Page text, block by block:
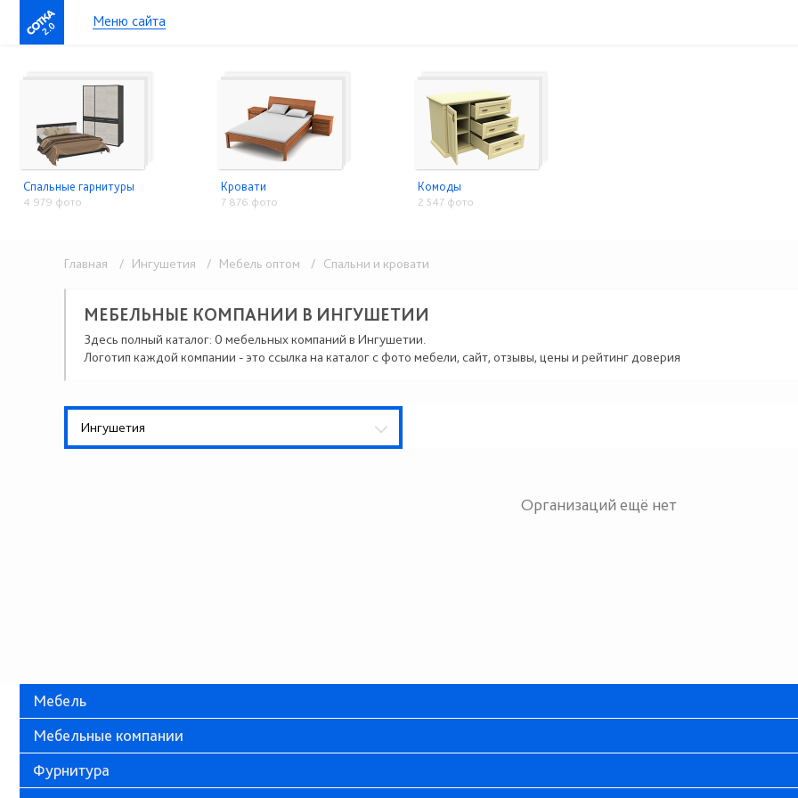
2.0 Меню сайта
Спальные гарнитуры
4 979 фото
Кровати
7 876 фото
Комоды
2 547 фото
Главная / Ингушетия / Мебель оптом / Спальни и кровати
МЕБЕЛЬНЫЕ КОМПАНИИ В ИНГУШЕТИИ
Здесь полный каталог: 0 мебельных компаний в Ингушетии.
Логотип каждой компании - это ссылка на каталог с фото мебели, сайт, отзывы, цены и рейтинг доверия
Ингушетия
Организаций ещё нет
Мебель
Мебельные компании
Фурнитура